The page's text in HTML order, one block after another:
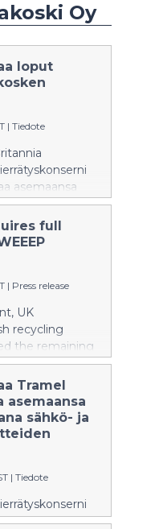
Oy
loput
| Tiedote
asemaansa
full
| Press release
UK
recycling
the remaining
SWEEEP
UK-based
a wholly
Oy.
held a 61%
Tramel
asemaansa
sähkö- ja
| Tiedote